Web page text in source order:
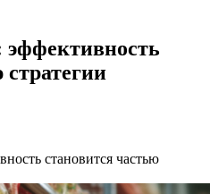
становится частью